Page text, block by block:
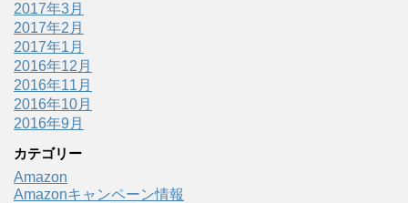
2017年3月
2017年2月
2017年1月
2016年12月
2016年11月
2016年10月
2016年9月
カテゴリー
Amazon
Amazonキャンペーン情報